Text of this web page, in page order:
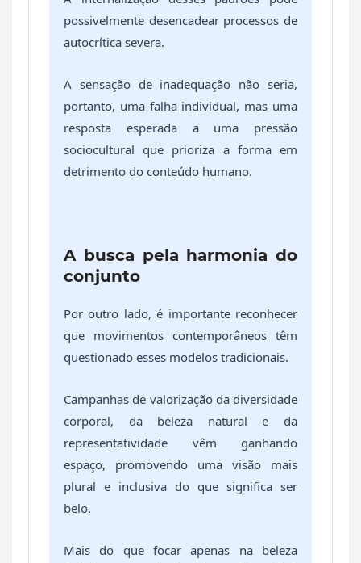
possivelmente desencadear processos de
autocrítica severa.
A sensação de inadequação não seria,
portanto, uma falha individual, mas uma
resposta esperada a uma pressão
sociocultural que prioriza a forma em
detrimento do conteúdo humano.
A busca pela harmonia do
conjunto
Por outro lado, é importante reconhecer
que movimentos contemporâneos têm
questionado esses modelos tradicionais.
Campanhas de valorização da diversidade
corporal, da beleza natural e da
representatividade vêm ganhando
espaço, promovendo uma visão mais
plural e inclusiva do que significa ser
belo.
Mais do que focar apenas na beleza